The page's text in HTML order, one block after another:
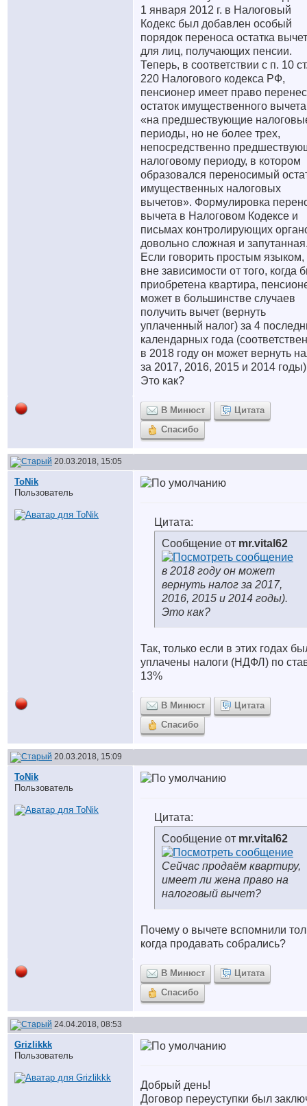
1 января 2012 г. в Налоговый
Кодекс был добавлен особый
порядок переноса остатка
для лиц, получающих пенсии.
Теперь, в соответствии с п. 10
220 Налогового кодекса РФ,
пенсионер имеет право
остаток имущественного вычета
«на предшествующие
периоды, но не более трех,
непосредственно
налоговому периоду, в котором
образовался переносимый
имущественных налоговых
вычетов». Формулировка
вычета в Налоговом Кодексе и
письмах контролирующих
довольно сложная и
Если говорить простым языком,
вне зависимости от того, когда
приобретена квартира,
может в большинстве случаев
получить вычет (вернуть
уплаченный налог) за 4
календарных года
в 2018 году он может вернуть
за 2017, 2016, 2015 и 2014
Это как?
В Минюст
Цитата
Спасибо
20.03.2018, 15:05
ToNik
Пользователь
Цитата:
Сообщение от mr.vital62
в 2018 году он может
вернуть налог за 2017,
2016, 2015 и 2014 годы).
Это как?
Так, только если в этих годах
уплачены налоги (НДФЛ) по
13%
В Минюст
Цитата
Спасибо
20.03.2018, 15:09
ToNik
Пользователь
Цитата:
Сообщение от mr.vital62
Сейчас продаём квартиру,
имеет ли жена право на
налоговый вычет?
Почему о вычете вспомнили
когда продавать собрались?
В Минюст
Цитата
Спасибо
24.04.2018, 08:53
Grizlikkk
Пользователь
Добрый день!
Договор переуступки был